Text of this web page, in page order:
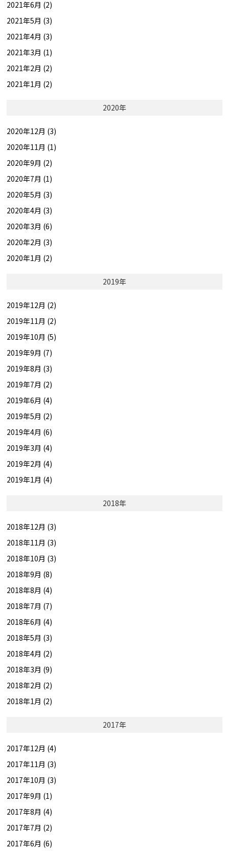
2021年6月 (2)
2021年5月 (3)
2021年4月 (3)
2021年3月 (1)
2021年2月 (2)
2021年1月 (2)
2020年
2020年12月 (3)
2020年11月 (1)
2020年9月 (2)
2020年7月 (1)
2020年5月 (3)
2020年4月 (3)
2020年3月 (6)
2020年2月 (3)
2020年1月 (2)
2019年
2019年12月 (2)
2019年11月 (2)
2019年10月 (5)
2019年9月 (7)
2019年8月 (3)
2019年7月 (2)
2019年6月 (4)
2019年5月 (2)
2019年4月 (6)
2019年3月 (4)
2019年2月 (4)
2019年1月 (4)
2018年
2018年12月 (3)
2018年11月 (3)
2018年10月 (3)
2018年9月 (8)
2018年8月 (4)
2018年7月 (7)
2018年6月 (4)
2018年5月 (3)
2018年4月 (2)
2018年3月 (9)
2018年2月 (2)
2018年1月 (2)
2017年
2017年12月 (4)
2017年11月 (3)
2017年10月 (3)
2017年9月 (1)
2017年8月 (4)
2017年7月 (2)
2017年6月 (6)